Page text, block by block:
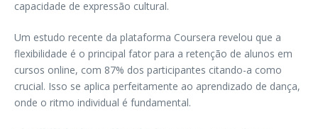
capacidade de expressão cultural.
Um estudo recente da plataforma Coursera revelou que a
flexibilidade é o principal fator para a retenção de alunos em
cursos online, com 87% dos participantes citando-a como
crucial. Isso se aplica perfeitamente ao aprendizado de dança,
onde o ritmo individual é fundamental.